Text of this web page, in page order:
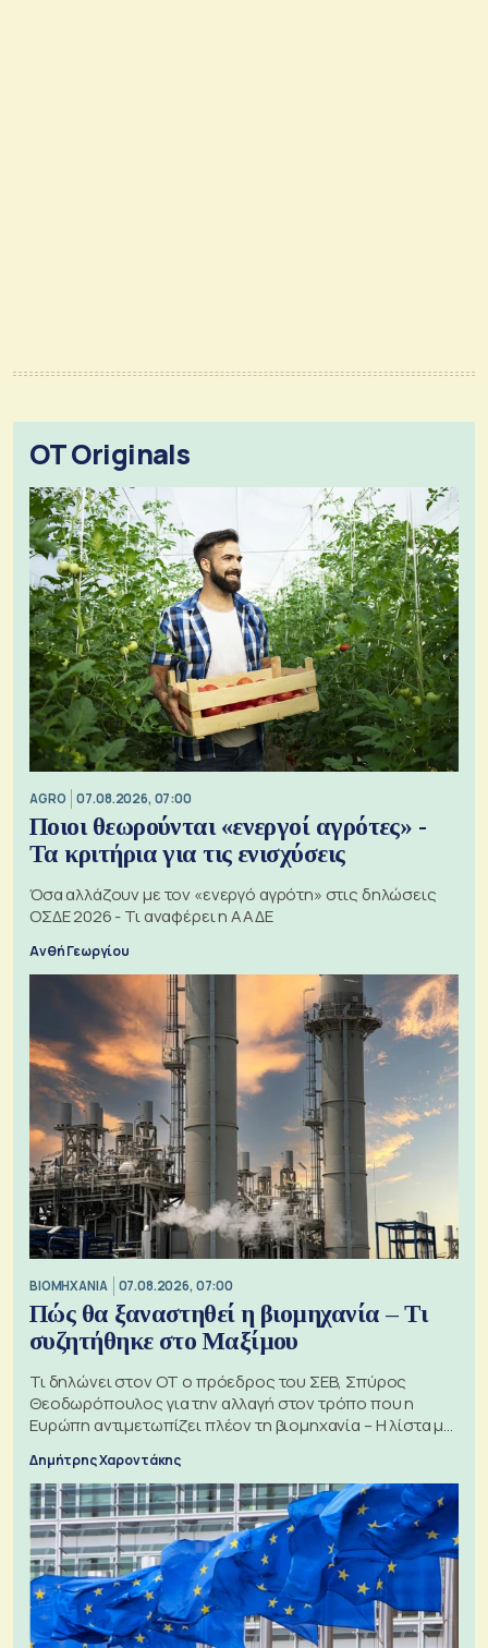
OT Originals
AGRO 07.08.2026, 07:00
Ποιοι θεωρούνται «ενεργοί αγρότες» -
Τα κριτήρια για τις ενισχύσεις
Όσα αλλάζουν με τον «ενεργό αγρότη» στις δηλώσεις
ΟΣΔΕ 2026 - Τι αναφέρει η ΑΑΔΕ
Ανθή Γεωργίου
ΒΙΟΜΗΧΑΝΙΑ 07.08.2026, 07:00
Πώς θα ξαναστηθεί η βιομηχανία – Τι
συζητήθηκε στο Μαξίμου
Τι δηλώνει στον ΟΤ ο πρόεδρος του ΣΕΒ, Σπύρος
Θεοδωρόπουλος για την αλλαγή στον τρόπο που η
Ευρώπη αντιμετωπίζει πλέον τη βιομηχανία – Η λίστα με
Δημήτρης Χαροντάκης